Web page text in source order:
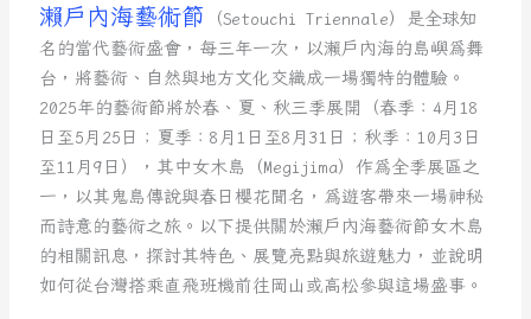
瀨戶內海藝術節
（Setouchi Triennale）是全球知
名的當代藝術盛會，每三年一次，以瀨戶內海的島嶼為舞
台，將藝術、自然與地方文化交織成一場獨特的體驗。
2025年的藝術節將於春、夏、秋三季展開（春季：4月18
日至5月25日；夏季：8月1日至8月31日；秋季：10月3日
至11月9日），其中女木島（Megijima）作為全季展區之
一，以其鬼島傳說與春日櫻花聞名，為遊客帶來一場神秘
而詩意的藝術之旅。以下提供關於瀨戶內海藝術節女木島
的相關訊息，探討其特色、展覽亮點與旅遊魅力，並說明
如何從台灣搭乘直飛班機前往岡山或高松參與這場盛事。